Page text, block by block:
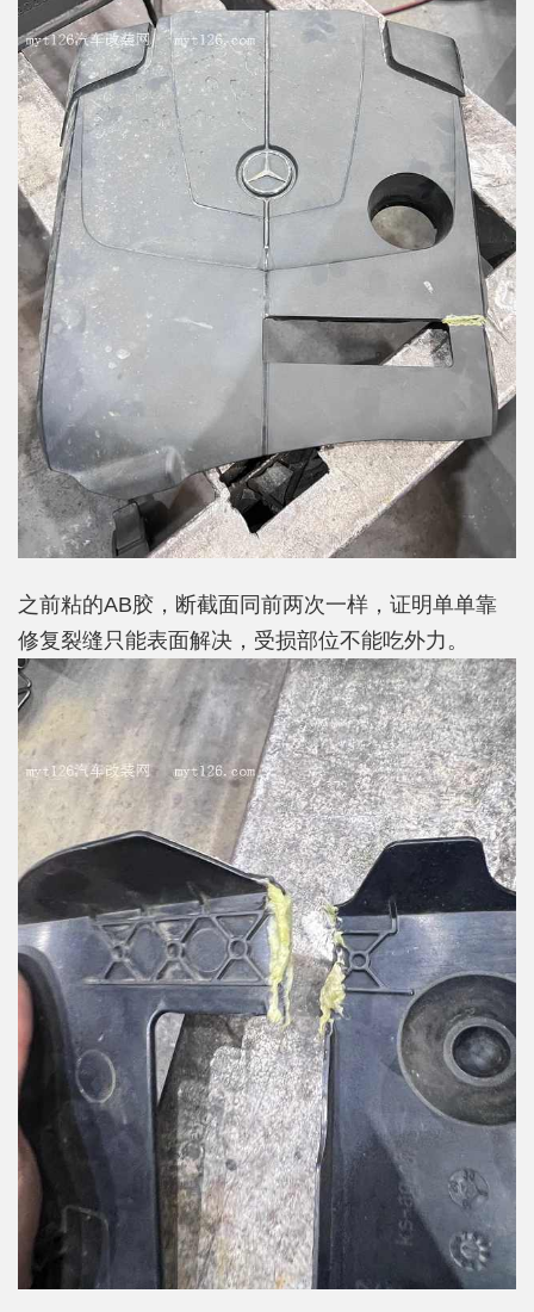
之前粘的AB胶，断截面同前两次一样，证明单单靠
修复裂缝只能表面解决，受损部位不能吃外力。